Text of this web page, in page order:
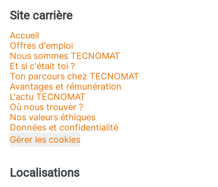
Site carrière
Accueil
Offres d'emploi
Nous sommes TECNOMAT
Et si c'était toi ?
Ton parcours chez TECNOMAT
Avantages et rémunération
L'actu TECNOMAT
Où nous trouver ?
Nos valeurs éthiques
Données et confidentialité
Gérer les cookies
Localisations